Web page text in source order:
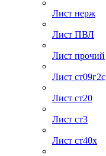
Лист нерж
Лист ПВЛ
Лист прочий
Лист ст09г2с
Лист ст20
Лист ст3
Лист ст40х